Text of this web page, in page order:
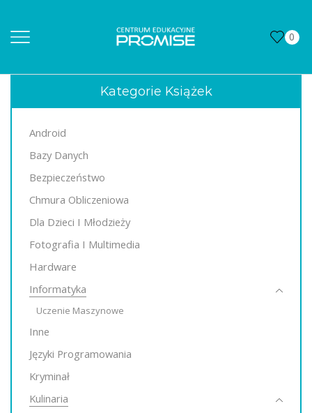
0
Kategorie Książek
Android
Bazy Danych
Bezpieczeństwo
Chmura Obliczeniowa
Dla Dzieci I Młodzieży
Fotografia I Multimedia
Hardware
Informatyka
Uczenie Maszynowe
Inne
Języki Programowania
Kryminał
Kulinaria